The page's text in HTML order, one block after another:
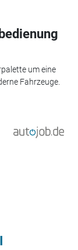
um eine
Fahrzeuge.